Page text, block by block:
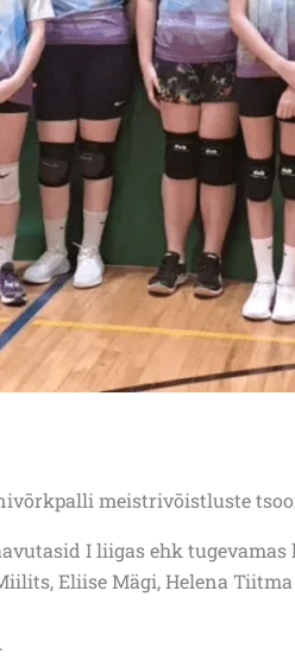
meistrivõistluste
I liigas ehk tugevamas
Eliise Mägi, Helena